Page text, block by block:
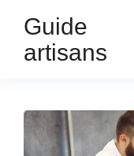
Guide
artisans